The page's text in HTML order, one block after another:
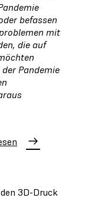
befassen
mit
die auf
Pandemie
3D-Druck